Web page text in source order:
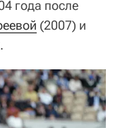
года после
(2007) и